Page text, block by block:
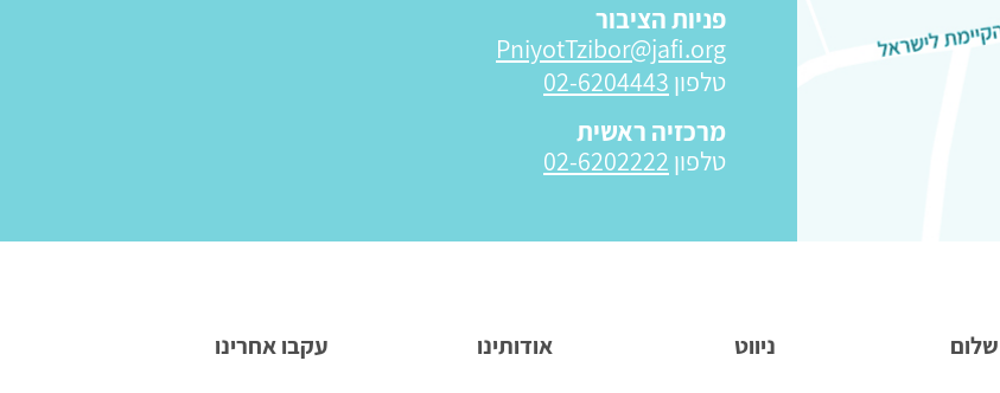
פניות הציבור
PniyotTzibor@jafi.org
טלפון 02-6204443
מרכזיה ראשית
טלפון 02-6202222
שלום ניווט אודותינו עקבו אחרינו